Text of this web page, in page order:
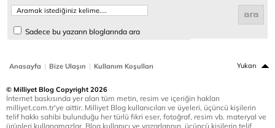
Sadece bu yazarın bloglarında ara
Anasayfa | Bize Ulaşın | Kullanım Koşulları Yukarı
© Milliyet Blog Copyright 2026
İnternet baskısında yer alan tüm metin, resim ve içeriğin hakları
milliyet.com.tr'ye aittir. Milliyet Blog kullanıcıları ve üyeleri, üçüncü kişilerin
telif hakkı sahibi bulunduğu her türlü fikri eser, fotoğraf, resim vb. materyal ve
ürünleri kullanamazlar. Blog kullanıcı ve yazarlarının, üçüncü kişilerin telif